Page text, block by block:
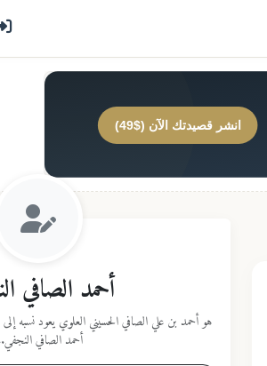
انشر قصيدتك الآن ($49)
أحمد الصافي
هو أحمد بن علي الصافي الحسيني العلوي يعود نسبه
أحمد الصافي